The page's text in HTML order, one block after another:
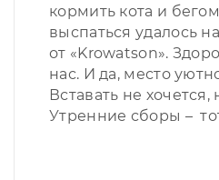
кормить кота и
выспаться удалось
от «Krowatson».
нас. И да, место
Вставать не хочется,
Утренние сборы –